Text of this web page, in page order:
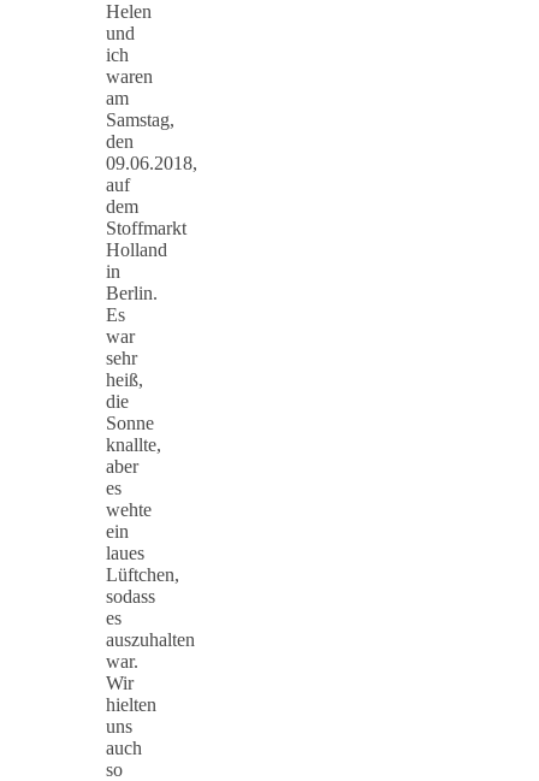
Helen
und
ich
waren
am
Samstag,
den
09.06.2018,
auf
dem
Stoffmarkt
Holland
in
Berlin.
Es
war
sehr
heiß,
die
Sonne
knallte,
aber
es
wehte
ein
laues
Lüftchen,
sodass
es
auszuhalten
war.
Wir
hielten
uns
auch
so